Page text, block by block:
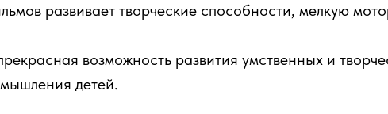
развивает творческие способности, мелкую
возможность развития умственных и
мышления детей.